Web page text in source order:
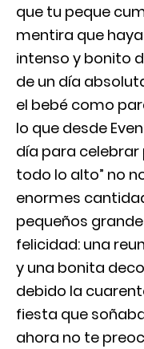
que tu peque
mentira que
intenso y bonito
de un día
el bebé como
lo que desde
día para celebrar
todo lo alto” no
enormes
pequeños
felicidad: una
y una bonita
debido la
fiesta que
ahora no te